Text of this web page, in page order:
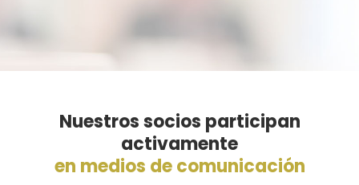
Nuestros socios participan
activamente
en medios de comunicación